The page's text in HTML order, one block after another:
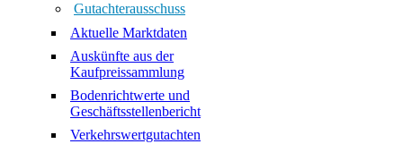
Gutachterausschuss
Aktuelle Marktdaten
Auskünfte aus der
Kaufpreissammlung
Bodenrichtwerte und
Geschäftsstellenbericht
Verkehrswertgutachten